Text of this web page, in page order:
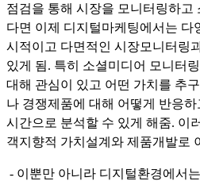
점검을 통해 시장을 모니터링하고
다면 이제 디지털마케팅에서는 다
시적이고 다면적인 시장모니터링
있게 됨. 특히 소셜미디어 모니터
대해 관심이 있고 어떤 가치를 추
나 경쟁제품에 대해 어떻게 반응
시간으로 분석할 수 있게 해줌. 이
객지향적 가치설계와 제품개발로
- 이뿐만 아니라 디지털환경에서